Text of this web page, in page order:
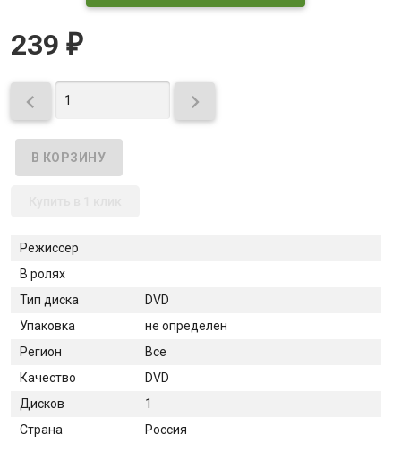
239 ₽
 
Режиссер
В ролях
Тип диска
DVD
Упаковка
не определен
Регион
Все
Качество
DVD
Дисков
1
Страна
Россия